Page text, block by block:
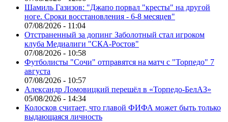
Шамиль Газизов: "Джапо порвал "кресты" на другой
ноге. Сроки восстановления - 6-8 месяцев"
07/08/2026 - 11:04
Отстраненный за допинг Заболотный стал игроком
клуба Медиалиги "СКА-Ростов"
07/08/2026 - 10:58
Футболисты "Сочи" отправятся на матч с "Торпедо" 7
августа
07/08/2026 - 10:57
Александр Ломовицкий перешёл в «Торпедо-БелАЗ»
05/08/2026 - 14:34
Колосков считает, что главой ФИФА может быть только
выдающаяся личность